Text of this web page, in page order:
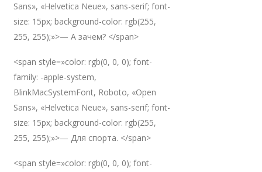
Sans», «Helvetica Neue», sans-serif; font-
size: 15px; background-color: rgb(255,
255, 255);»>— А зачем? </span>
<span style=»color: rgb(0, 0, 0); font-
family: -apple-system,
BlinkMacSystemFont, Roboto, «Open
Sans», «Helvetica Neue», sans-serif; font-
size: 15px; background-color: rgb(255,
255, 255);»>— Для спорта. </span>
<span style=»color: rgb(0, 0, 0); font-